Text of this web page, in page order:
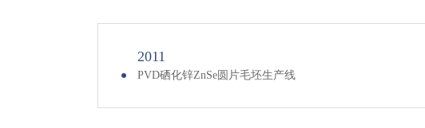
2011
PVD硒化锌ZnSe圆片毛坯生产线